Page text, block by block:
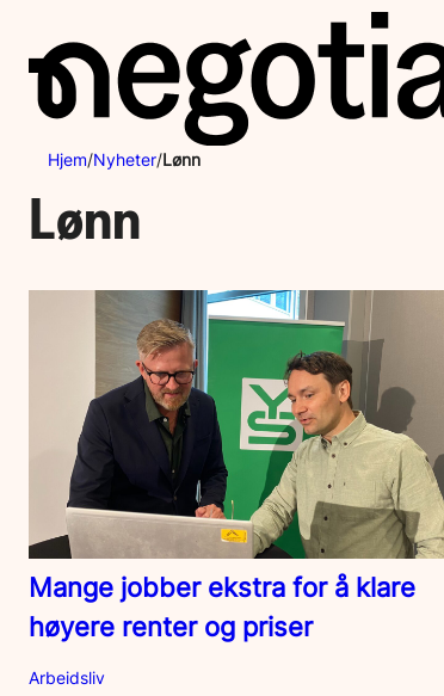
innhold
Hjem/Nyheter/Lønn
Lønn
Mange jobber ekstra for å klare
høyere renter og priser
Arbeidsliv